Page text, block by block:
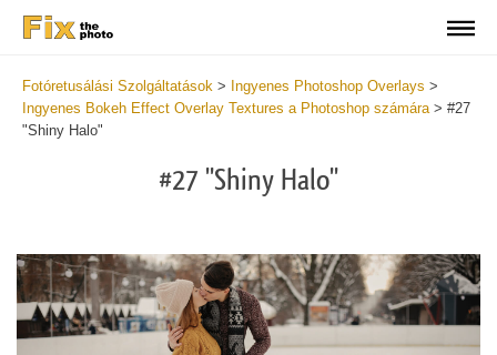
Fotóretusálási Szolgáltatások > Ingyenes Photoshop Overlays >
Ingyenes Bokeh Effect Overlay Textures a Photoshop számára> #27
"Shiny Halo"
#27 "Shiny Halo"